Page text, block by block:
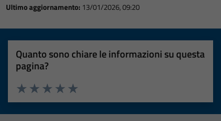
Ultimo aggiornamento: 13/01/2026, 09:20
Quanto sono chiare le informazioni su questa
pagina?
Valuta 5 stelle su 5
Valuta 4 stelle su 5
Valuta 3 stelle su 5
Valuta 2 stelle su 5
Valuta 1 stelle su 5